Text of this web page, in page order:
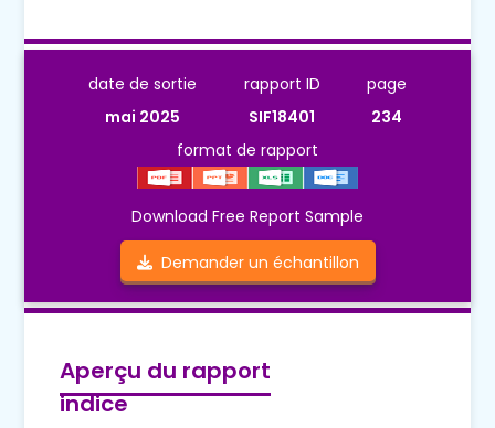
date de sortie
mai 2025
rapport ID
SIF18401
page
234
format de rapport
Download Free Report Sample
Demander un échantillon
Aperçu du rapport
indice